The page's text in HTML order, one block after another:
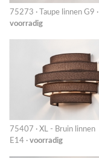
75273 · Taupe linnen G9 ·
voorradig
75407 · XL - Bruin linnen
E14 · voorradig